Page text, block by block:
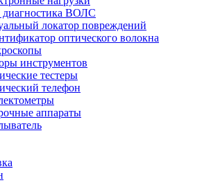
ВОЛС
локатор повреждений
оптического волокна
инструментов
тестеры
телефон
аппараты